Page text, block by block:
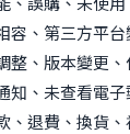
容、第三方平
整、版本變更
知、未查看電
、退費、換貨